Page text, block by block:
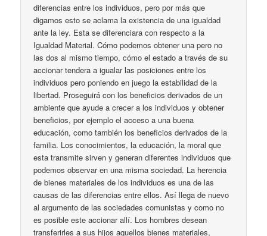
diferencias entre los individuos, pero por más que
digamos esto se aclama la existencia de una igualdad
ante la ley. Esta se diferenciara con respecto a la
Igualdad Material. Cómo podemos obtener una pero no
las dos al mismo tiempo, cómo el estado a través de su
accionar tendera a igualar las posiciones entre los
individuos pero poniendo en juego la estabilidad de la
libertad. Proseguirá con los beneficios derivados de un
ambiente que ayude a crecer a los individuos y obtener
beneficios, por ejemplo el acceso a una buena
educación, como también los beneficios derivados de la
familia. Los conocimientos, la educación, la moral que
esta transmite sirven y generan diferentes individuos que
podemos observar en una misma sociedad. La herencia
de bienes materiales de los individuos es una de las
causas de las diferencias entre ellos. Así llega de nuevo
al argumento de las sociedades comunistas y como no
es posible este accionar allí. Los hombres desean
transferirles a sus hijos aquellos bienes materiales,